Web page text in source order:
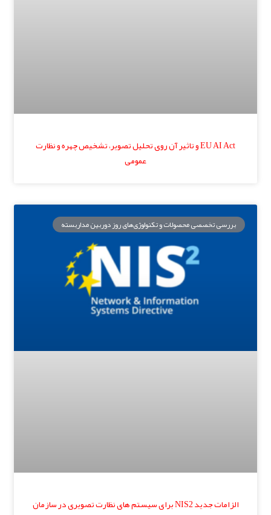
EU AI Act و تاثیر آن روی تحلیل تصویر، تشخیص چهره و نظارت
عمومی
بررسی تخصصی محصولات و تکنولوژی‌های روز دوربین مداربسته
الزامات جدید NIS2 برای سیستم های نظارت تصویری در سازمان